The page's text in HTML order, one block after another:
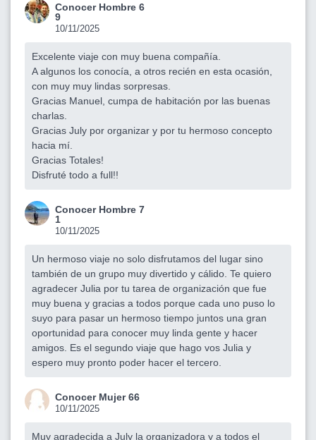
Conocer Hombre 6
9
10/11/2025
Excelente viaje con muy buena compañía.
A algunos los conocía, a otros recién en esta ocasión,
con muy muy lindas sorpresas.
Gracias Manuel, cumpa de habitación por las buenas
charlas.
Gracias July por organizar y por tu hermoso concepto
hacia mí.
Gracias Totales!
Disfruté todo a full!!
Conocer Hombre 7
1
10/11/2025
Un hermoso viaje no solo disfrutamos del lugar sino
también de un grupo muy divertido y cálido. Te quiero
agradecer Julia por tu tarea de organización que fue
muy buena y gracias a todos porque cada uno puso lo
suyo para pasar un hermoso tiempo juntos una gran
oportunidad para conocer muy linda gente y hacer
amigos. Es el segundo viaje que hago vos Julia y
espero muy pronto poder hacer el tercero.
Conocer Mujer 66
10/11/2025
Muy agradecida a July la organizadora y a todos el